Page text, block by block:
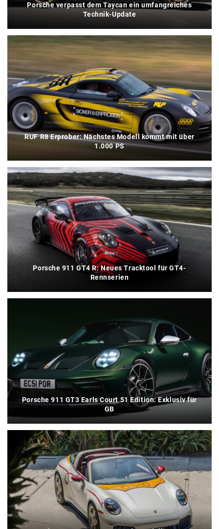
Porsche verpasst dem Taycan ein umfangreiches
Technik-Update
RUF R8 Erprober: Nächstes Modell kommt mit über
1.000 PS
Porsche 911 GT4 R: Neues Tracktool für GT4-
Rennserien
Porsche 911 GT3 Earls Court 51 Edition: Exklusiv für
GB